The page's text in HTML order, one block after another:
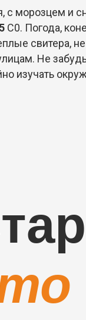
с морозцем и
С0. Погода,
свитера,
Не
изучать